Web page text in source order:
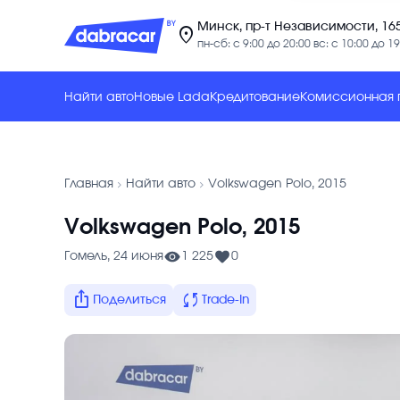
location_on Минск, пр-т Независимости,
пн-сб: с 9:00 до 20:00 вс: с 10:00 до
Найти автоНовые Lada КредитованиеКомиссионная
Главная chevron_forward Найти авто chevron_forward Volkswagen Polo, 2015
Volkswagen Polo, 2015
Гомель, 24 июня 1 225 0
ios_share Поделиться sync Trade-In